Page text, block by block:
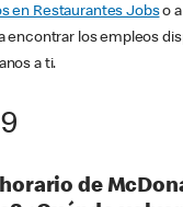
en Restaurantes Jobso a
encontrar los empleos
a ti.
de